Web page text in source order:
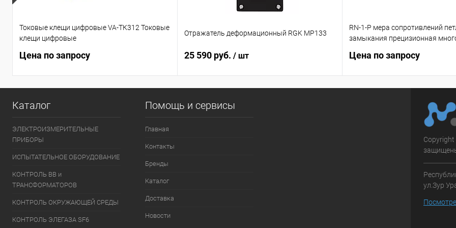
Токовые клещи цифровые VA-ТК312 Токовые
клещи цифровые
Цена по запросу
Отражатель деформационный RGK MP133
25 590 руб. / шт
RN-1-P мера сопротивлений
замыкания прецизионная
Цена по запросу
Каталог
ЭЛЕКТРОИЗМЕРИТЕЛЬНЫЕ
ПРИБОРЫ
ИСПЫТАТЕЛЬНОЕ ОБОРУДОВАНИЕ
КОНТРОЛЬ ВВ и
ТРАНСФОРМАТОРОВ
КОНТРОЛЬ ОКРУЖАЮЩЕЙ СРЕДЫ
КОНТРОЛЬ ЭЛЕГАЗА SF6
Помощь и сервисы
Главная
Контакты
Бренды
Каталог
Доставка
Новости
ул.Зур